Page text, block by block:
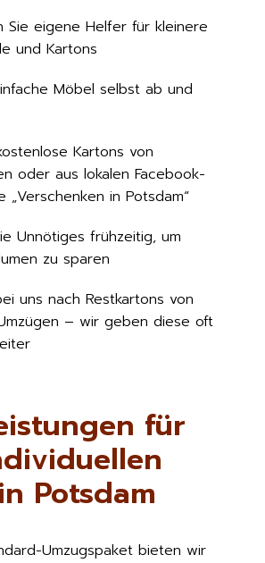
Sie eigene Helfer für kleinere
und Kartons
Möbel selbst ab und
Kartons von
oder aus lokalen Facebook-
„Verschenken in Potsdam“
Unnötiges frühzeitig, um
zu sparen
uns nach Restkartons von
– wir geben diese oft
für
Potsdam
Umzugspaket bieten wir